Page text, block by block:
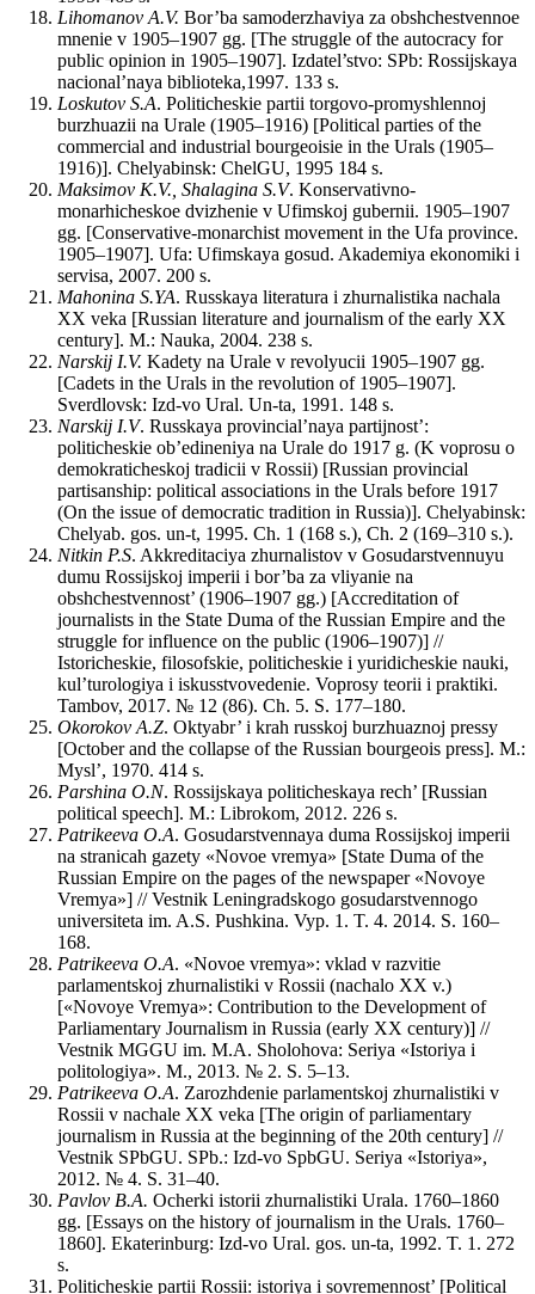
Lihomanov A.V. Bor’ba samoderzhaviya za obshchestvennoe
mnenie v 1905–1907 gg. [The struggle of the autocracy for
public opinion in 1905–1907]. Izdatel’stvo: SPb: Rossijskaya
nacional’naya biblioteka,1997. 133 s.
Loskutov S.A. Politicheskie partii torgovo-promyshlennoj
burzhuazii na Urale (1905–1916) [Political parties of the
commercial and industrial bourgeoisie in the Urals (1905–
1916)]. Chelyabinsk: ChelGU, 1995 184 s.
Maksimov K.V., Shalagina S.V. Konservativno-
monarhicheskoe dvizhenie v Ufimskoj gubernii. 1905–1907
gg. [Conservative-monarchist movement in the Ufa province.
1905–1907]. Ufa: Ufimskaya gosud. Akademiya ekonomiki i
servisa, 2007. 200 s.
Mahonina S.YA. Russkaya literatura i zhurnalistika nachala
XX veka [Russian literature and journalism of the early XX
century]. М.: Nauka, 2004. 238 s.
Narskij I.V. Kadety na Urale v revolyucii 1905–1907 gg.
[Cadets in the Urals in the revolution of 1905–1907].
Sverdlovsk: Izd-vo Ural. Un-ta, 1991. 148 s.
Narskij I.V. Russkaya provincial’naya partijnost’:
politicheskie ob’edineniya na Urale do 1917 g. (K voprosu o
demokraticheskoj tradicii v Rossii) [Russian provincial
partisanship: political associations in the Urals before 1917
(On the issue of democratic tradition in Russia)]. Chelyabinsk:
Chelyab. gos. un-t, 1995. Ch. 1 (168 s.), Ch. 2 (169–310 s.).
Nitkin P.S. Akkreditaciya zhurnalistov v Gosudarstvennuyu
dumu Rossijskoj imperii i bor’ba za vliyanie na
obshchestvennost’ (1906–1907 gg.) [Accreditation of
journalists in the State Duma of the Russian Empire and the
struggle for influence on the public (1906–1907)] //
Istoricheskie, filosofskie, politicheskie i yuridicheskie nauki,
kul’turologiya i iskusstvovedenie. Voprosy teorii i praktiki.
Tambov, 2017. № 12 (86). Ch. 5. S. 177–180.
Okorokov A.Z. Oktyabr’ i krah russkoj burzhuaznoj pressy
[October and the collapse of the Russian bourgeois press]. M.:
Mysl’, 1970. 414 s.
Parshina O.N. Rossijskaya politicheskaya rech’ [Russian
political speech]. M.: Librokom, 2012. 226 s.
Patrikeeva O.A. Gosudarstvennaya duma Rossijskoj imperii
na stranicah gazety «Novoe vremya» [State Duma of the
Russian Empire on the pages of the newspaper «Novoye
Vremya»] // Vestnik Leningradskogo gosudarstvennogo
universiteta im. A.S. Pushkina. Vyp. 1. T. 4. 2014. S. 160–
168.
Patrikeeva O.A. «Novoe vremya»: vklad v razvitie
parlamentskoj zhurnalistiki v Rossii (nachalo XX v.)
[«Novoye Vremya»: Contribution to the Development of
Parliamentary Journalism in Russia (early XX century)] //
Vestnik MGGU im. M.A. Sholohova: Seriya «Istoriya i
politologiya». M., 2013. № 2. S. 5–13.
Patrikeeva O.A. Zarozhdenie parlamentskoj zhurnalistiki v
Rossii v nachale XX veka [The origin of parliamentary
journalism in Russia at the beginning of the 20th century] //
Vestnik SPbGU. SPb.: Izd-vo SpbGU. Seriya «Istoriya»,
2012. № 4. S. 31–40.
Pavlov B.A. Ocherki istorii zhurnalistiki Urala. 1760–1860
gg. [Essays on the history of journalism in the Urals. 1760–
1860]. Ekaterinburg: Izd-vo Ural. gos. un-ta, 1992. T. 1. 272
s.
Politicheskie partii Rossii: istoriya i sovremennost’ [Political